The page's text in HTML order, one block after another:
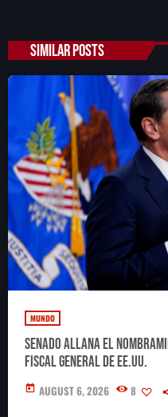
SIMILAR POSTS
MUNDO
Senado allana el
fiscal general de EE.UU.
today AUGUST 6, 2026 8